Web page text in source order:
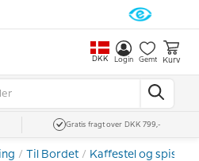
DKK Login Gemt Kurv
Gratis fragt over DKK 799,-
Til Bordet Kaffestel og